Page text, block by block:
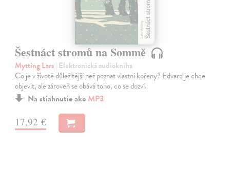
Šestnáct stromů na Sommě
Mytting Lars| Elektronická audiokniha
Co je v životě důležitější než poznat vlastní kořeny? Edvard je chce
objevit, ale zároveň se obává toho, co se dozví.
Na stiahnutie ako MP3
17,92 €